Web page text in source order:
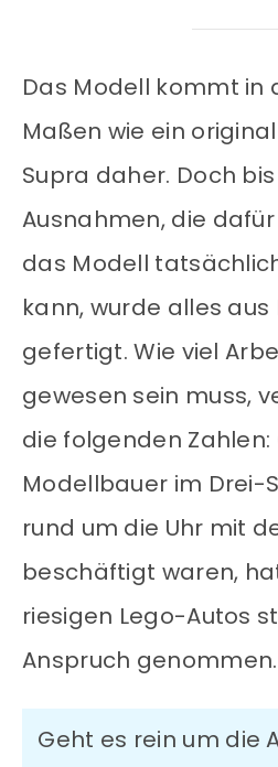
Das Modell kommt in
Maßen wie ein
Supra daher. Doch
Ausnahmen, die
das Modell
kann, wurde alles
gefertigt. Wie viel
gewesen sein muss,
die folgenden Zahlen:
Modellbauer im Drei-
rund um die Uhr mit
beschäftigt waren,
riesigen Lego-Autos
Anspruch genommen.
Geht es rein um die